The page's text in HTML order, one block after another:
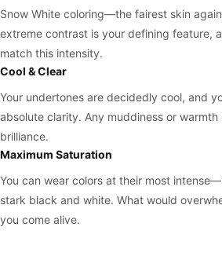
Snow White coloring—the fairest skin
extreme contrast is your defining feature,
match this intensity.
Cool & Clear
Your undertones are decidedly cool, and
absolute clarity. Any muddiness or warmth
brilliance.
Maximum Saturation
You can wear colors at their most
stark black and white. What would
you come alive.